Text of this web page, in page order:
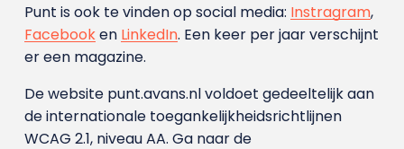
Punt is ook te vinden op social media: Instragram,
Facebooken LinkedIn. Een keer per jaar verschijnt
er een magazine.
De website punt.avans.nl voldoet gedeeltelijk aan
de internationale toegankelijkheidsrichtlijnen
WCAG 2.1, niveau AA. Ga naar de